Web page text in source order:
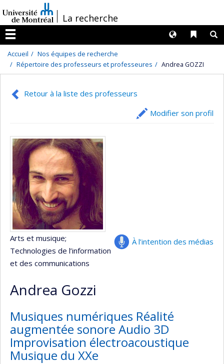
au
contenu
/La recherche
Menu
Liens
Langues
Accueil
Nos équipes de recherche
Répertoire des professeurs et professeures
Andrea GOZZI
Retour à la liste des professeurs
Modifier son profil
À l’intention des médias
Arts et musique;
Technologies de l’information
et des communications
Andrea Gozzi
Musiques numériques Réalité
augmentée sonore Audio 3D
Improvisation électroacoustique
Musique du XXe